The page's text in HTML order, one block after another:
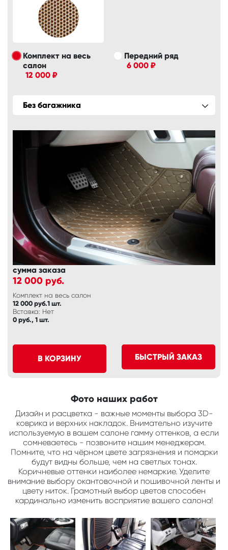
Комплект на весь
салон
12 000 ₽
Передний ряд
6 000 ₽
Без багажника
сумма заказа
12 000 руб.
Комплект на весь салон
12 000 руб.1 шт.
Вставка: Нет
0 руб., 1 шт.
В КОРЗИНУ БЫСТРЫЙ ЗАКАЗ
Фото наших работ
Дизайн и расцветка - важные моменты выбора 3D-
коврика и верхних накладок. Внимательно изучите
используемую в вашем салоне гамму оттенков, а если
сомневаетесь - позвоните нашим менеджерам.
Помните, что на чёрном цвете загрязнения и помарки
будут видны больше, чем на светлых тонах.
Коричневые оттенки наиболее немаркие. Уделите
внимание выбору окантовочной и пошивочной ленты и
цвету ниток. Грамотный выбор цветов способен
кардинально изменить восприятие вашего салона!